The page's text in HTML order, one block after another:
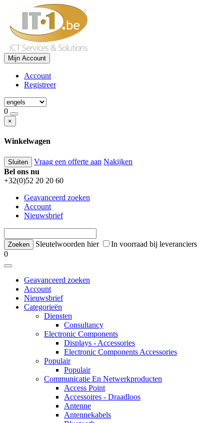
Mijn Account
Account
Registreer
0
×
Winkelwagen
Sluiten Vraag een offerte aan Nakijken
Bel ons nu
+32(0)52 20 20 60
Geavanceerd zoeken
Account
Nieuwsbrief
Sleutelwoorden hier
In voorraad bij leveranciers
0
Geavanceerd zoeken
Account
Nieuwsbrief
Categorieën
Diensten
Consultancy
Electronic Components
Displays - Accessories
Electronic Components Accessories
Populair
Populair
Communicatie En Netwerkproducten
Access Point
Accessoires - Draadloos
Antenne
Antennekabels